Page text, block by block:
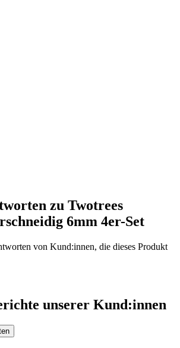
zu Twotrees
6mm 4er-Set
von Kund:innen, die dieses Produkt
unserer Kund:innen